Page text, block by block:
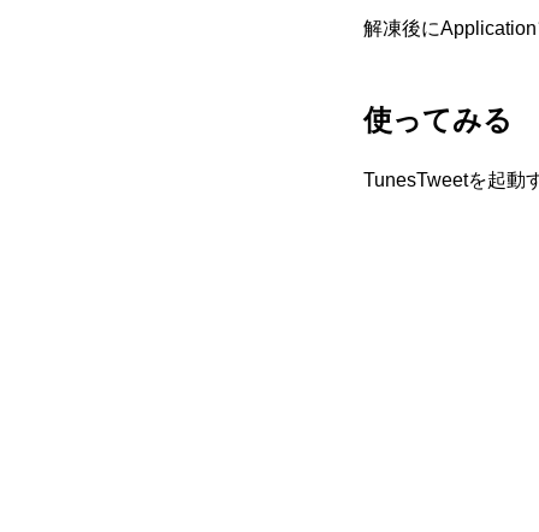
解凍後にApplication
使ってみる
TunesTweetを起動